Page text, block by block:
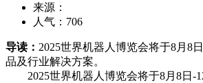
来源：
人气： 706
导读： 2025世界机器人博览会将于8月8
品及行业解决方案。
2025世界机器人博览会将于8月8日-